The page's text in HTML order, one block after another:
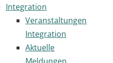
Integration
Veranstaltungen
Integration
Aktuelle